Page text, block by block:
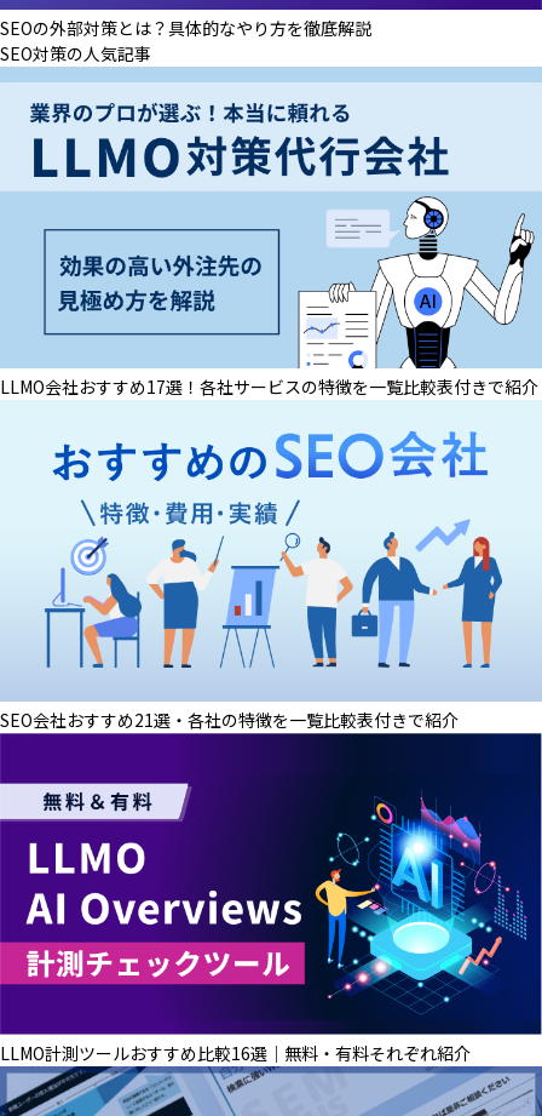
SEOの外部対策とは？具体的なやり方を徹底解説
SEO対策の人気記事
LLMO会社おすすめ17選！各社サービスの特徴を一覧比較表付きで紹介
SEO会社おすすめ21選・各社の特徴を一覧比較表付きで紹介
LLMO計測ツールおすすめ比較16選│無料・有料それぞれ紹介